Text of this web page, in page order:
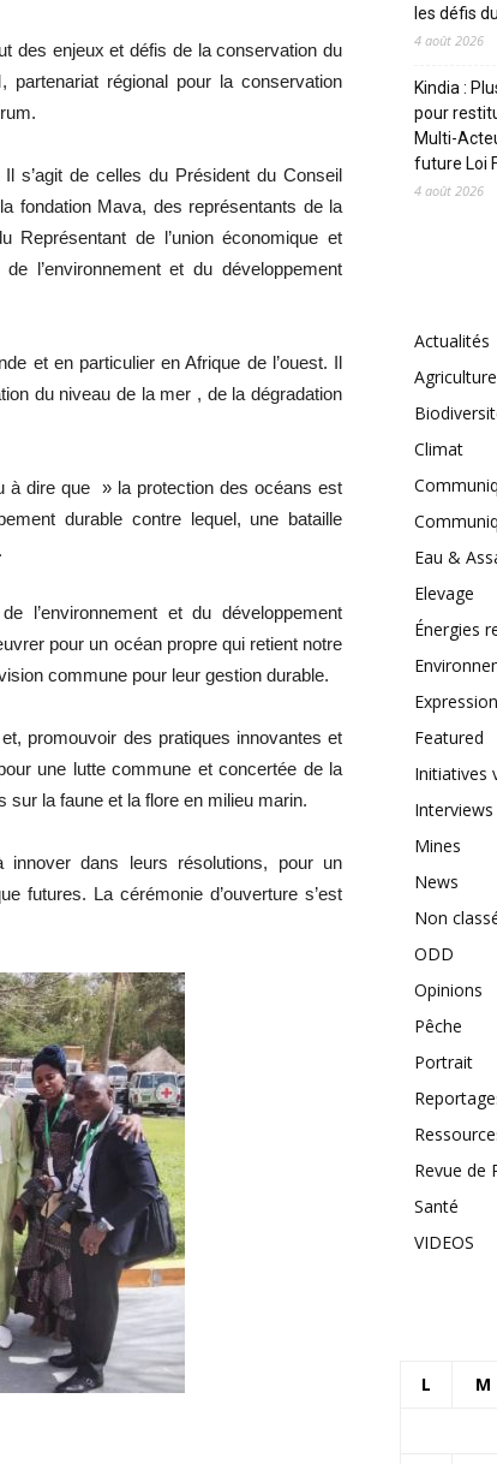
des enjeux et défis de la conservation du
régional pour la conservation
s’agit de celles du Président du Conseil
fondation Mava, des représentants de la
Représentant de l’union économique et
l’environnement et du développement
et en particulier en Afrique de l’ouest. Il
du niveau de la mer , de la dégradation
à dire que » la protection des océans est
durable contre lequel, une bataille
l’environnement et du développement
pour un océan propre qui retient notre
commune pour leur gestion durable.
promouvoir des pratiques innovantes et
une lutte commune et concertée de la
sur la faune et la flore en milieu marin.
dans leurs résolutions, pour un
futures. La cérémonie d’ouverture s’est
les défis
4 août 2026
Kindia :
pour
Multi-
future Loi
4 août 2026
Actualités
Agriculture
Climat
Eau &
Elevage
Énergies
Featured
Initiatives
Interviews
Mines
News
Non
ODD
Opinions
Pêche
Portrait
Revue de
Santé
VIDEOS
L M